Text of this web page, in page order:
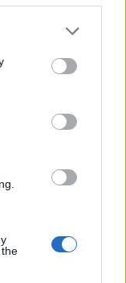
la
alla